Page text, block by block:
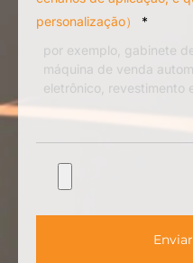
personalização）
*